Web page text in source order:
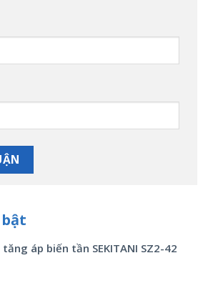
áp biến tần SEKITANI SZ2-42